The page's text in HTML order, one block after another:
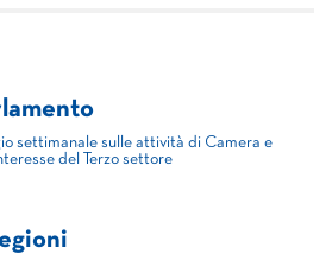
settimanale sulle attività di Camera e
del Terzo settore